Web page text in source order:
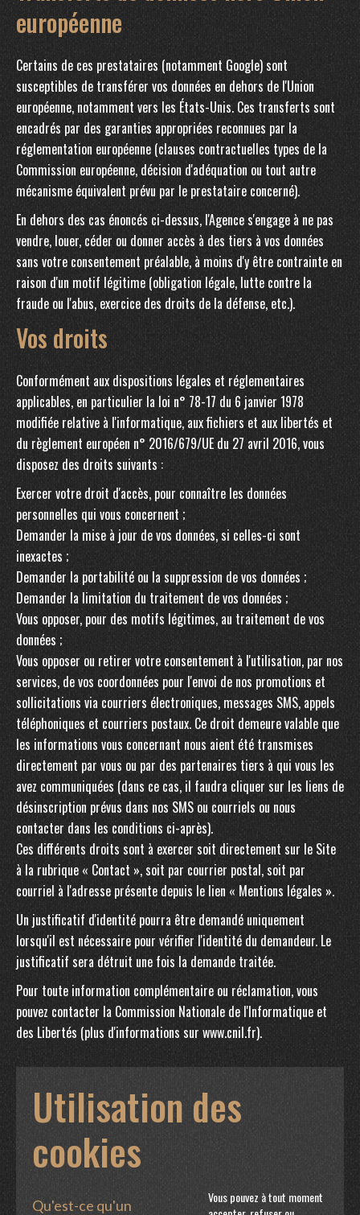
européenne
Certains de ces prestataires (notamment Google) sont
susceptibles de transférer vos données en dehors de l'Union
européenne, notamment vers les États-Unis. Ces transferts sont
encadrés par des garanties appropriées reconnues par la
réglementation européenne (clauses contractuelles types de la
Commission européenne, décision d'adéquation ou tout autre
mécanisme équivalent prévu par le prestataire concerné).
En dehors des cas énoncés ci-dessus, l'Agence s'engage à ne pas
vendre, louer, céder ou donner accès à des tiers à vos données
sans votre consentement préalable, à moins d'y être contrainte en
raison d'un motif légitime (obligation légale, lutte contre la
fraude ou l'abus, exercice des droits de la défense, etc.).
Vos droits
Conformément aux dispositions légales et réglementaires
applicables, en particulier la loi n° 78-17 du 6 janvier 1978
modifiée relative à l'informatique, aux fichiers et aux libertés et
du règlement européen n° 2016/679/UE du 27 avril 2016, vous
disposez des droits suivants :
Exercer votre droit d'accès, pour connaître les données
personnelles qui vous concernent ;
Demander la mise à jour de vos données, si celles-ci sont
inexactes ;
Demander la portabilité ou la suppression de vos données ;
Demander la limitation du traitement de vos données ;
Vous opposer, pour des motifs légitimes, au traitement de vos
données ;
Vous opposer ou retirer votre consentement à l'utilisation, par nos
services, de vos coordonnées pour l'envoi de nos promotions et
sollicitations via courriers électroniques, messages SMS, appels
téléphoniques et courriers postaux. Ce droit demeure valable que
les informations vous concernant nous aient été transmises
directement par vous ou par des partenaires tiers à qui vous les
avez communiquées (dans ce cas, il faudra cliquer sur les liens de
désinscription prévus dans nos SMS ou courriels ou nous
contacter dans les conditions ci-après).
Ces différents droits sont à exercer soit directement sur le Site
à la rubrique « Contact », soit par courrier postal, soit par
courriel à l'adresse présente depuis le lien « Mentions légales ».
Un justificatif d'identité pourra être demandé uniquement
lorsqu'il est nécessaire pour vérifier l'identité du demandeur. Le
justificatif sera détruit une fois la demande traitée.
Pour toute information complémentaire ou réclamation, vous
pouvez contacter la Commission Nationale de l'Informatique et
des Libertés (plus d'informations sur www.cnil.fr).
Utilisation des
cookies
Qu'est-ce qu'un
Vous pouvez à tout moment